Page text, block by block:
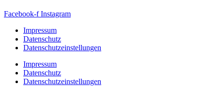
Facebook-f Instagram
Impressum
Datenschutz
Datenschutzeinstellungen
Impressum
Datenschutz
Datenschutzeinstellungen